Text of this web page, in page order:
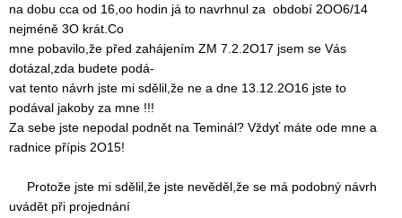
na dobu cca od 16,oo hodin já to navrhnul za období 2OO6/14
nejméně 3O krát.Co
mne pobavilo,že před zahájením ZM 7.2.2O17 jsem se Vás
dotázal,zda budete podá-
vat tento návrh jste mi sdělil,že ne a dne 13.12.2O16 jste to
podával jakoby za mne !!!
Za sebe jste nepodal podnět na Teminál? Vždyť máte ode mne a
radnice přípis 2O15!
Protože jste mi sdělil,že jste nevěděl,že se má podobný návrh
uvádět při projednání